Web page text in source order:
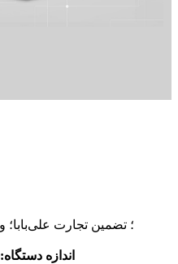
اندازه دستگاه: